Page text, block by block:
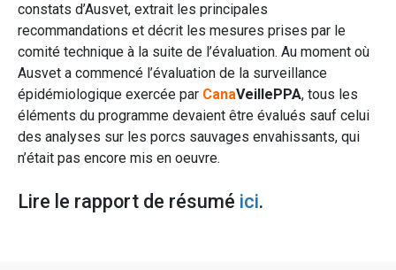
constats d’Ausvet, extrait les principales
recommandations et décrit les mesures prises par le
comité technique à la suite de l’évaluation. Au moment où
Ausvet a commencé l’évaluation de la surveillance
épidémiologique exercée par CanaVeillePPA, tous les
éléments du programme devaient être évalués sauf celui
des analyses sur les porcs sauvages envahissants, qui
n’était pas encore mis en oeuvre.
Lire le rapport de résumé ici.